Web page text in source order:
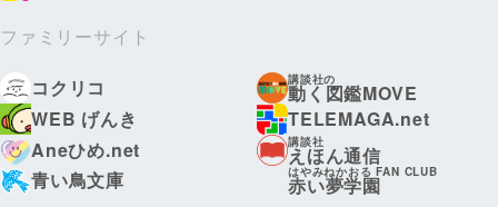
ファミリーサイト
コクリコ
講談社の
動く図鑑MOVE
WEB げんき
TELEMAGA.net
Aneひめ.net
講談社
えほん通信
青い鳥文庫
はやみねかおる FAN CLUB
赤い夢学園